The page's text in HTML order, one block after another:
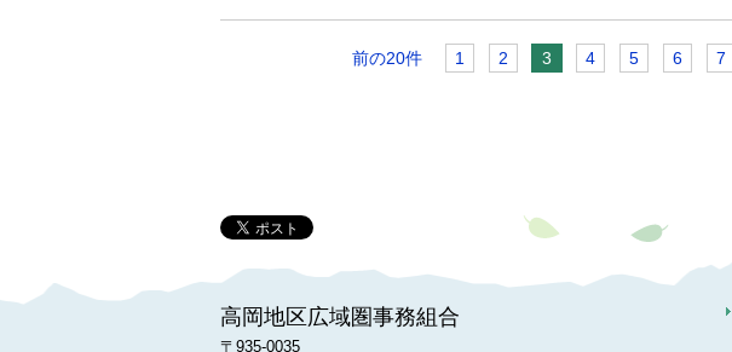
前の20件 1 2 3 4 5 6 7
高岡地区広域圏事務組合
〒935-0035